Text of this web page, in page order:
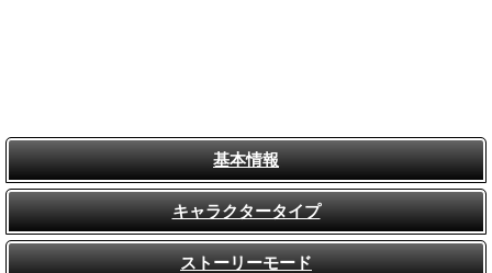
基本情報
キャラクタータイプ
ストーリーモード